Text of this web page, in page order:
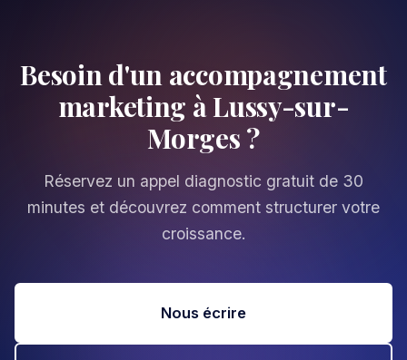
Besoin d'un accompagnement
marketing à Lussy-sur-
Morges ?
Réservez un appel diagnostic gratuit de 30
minutes et découvrez comment structurer votre
croissance.
Nous écrire